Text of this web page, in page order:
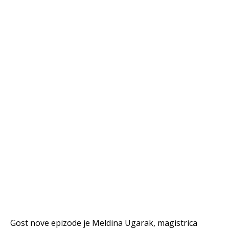
Gost nove epizode je Meldina Ugarak, magistrica